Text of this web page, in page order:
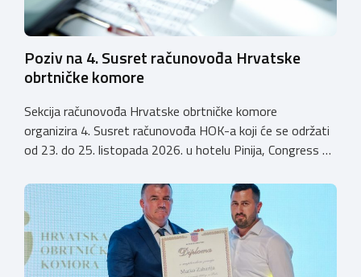
Poziv na 4. Susret računovođa Hrvatske
obrtničke komore
Sekcija računovođa Hrvatske obrtničke komore
organizira 4. Susret računovođa HOK-a koji će se održati
od 23. do 25. listopada 2026. u hotelu Pinija, Congress &
otvoren u petak, 23. listopada 2026. u
poslijepodnevnim, uz uvodno predavanje i pozdrav
domaćina. Tijekom subote, 24. listopada, održavat će se
predavanja, interaktivne radionice te okrugli stolovi na
aktualne teme. […]